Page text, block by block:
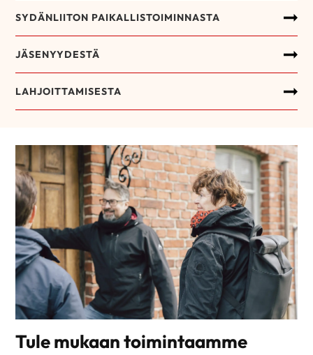
SYDÄNLIITON PAIKALLISTOIMINNASTA
JÄSENYYDESTÄ
LAHJOITTAMISESTA
Tule mukaan toimintaamme